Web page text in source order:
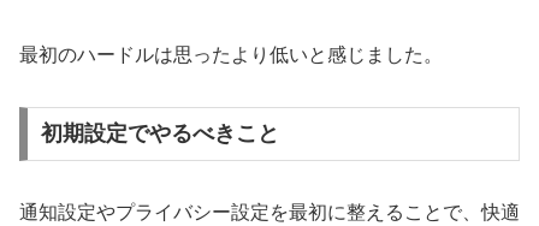
最初のハードルは思ったより低いと感じました。
初期設定でやるべきこと
通知設定やプライバシー設定を最初に整えることで、快適